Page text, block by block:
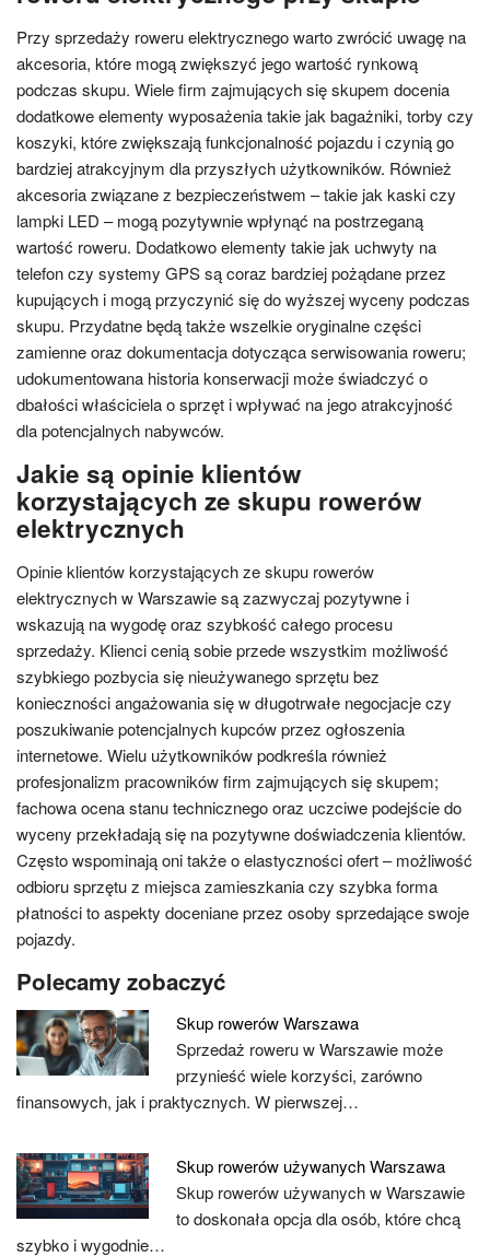
Przy sprzedaży roweru elektrycznego warto zwrócić uwagę na
akcesoria, które mogą zwiększyć jego wartość rynkową
podczas skupu. Wiele firm zajmujących się skupem docenia
dodatkowe elementy wyposażenia takie jak bagażniki, torby czy
koszyki, które zwiększają funkcjonalność pojazdu i czynią go
bardziej atrakcyjnym dla przyszłych użytkowników. Również
akcesoria związane z bezpieczeństwem – takie jak kaski czy
lampki LED – mogą pozytywnie wpłynąć na postrzeganą
wartość roweru. Dodatkowo elementy takie jak uchwyty na
telefon czy systemy GPS są coraz bardziej pożądane przez
kupujących i mogą przyczynić się do wyższej wyceny podczas
skupu. Przydatne będą także wszelkie oryginalne części
zamienne oraz dokumentacja dotycząca serwisowania roweru;
udokumentowana historia konserwacji może świadczyć o
dbałości właściciela o sprzęt i wpływać na jego atrakcyjność
dla potencjalnych nabywców.
Jakie są opinie klientów
korzystających ze skupu rowerów
elektrycznych
Opinie klientów korzystających ze skupu rowerów
elektrycznych w Warszawie są zazwyczaj pozytywne i
wskazują na wygodę oraz szybkość całego procesu
sprzedaży. Klienci cenią sobie przede wszystkim możliwość
szybkiego pozbycia się nieużywanego sprzętu bez
konieczności angażowania się w długotrwałe negocjacje czy
poszukiwanie potencjalnych kupców przez ogłoszenia
internetowe. Wielu użytkowników podkreśla również
profesjonalizm pracowników firm zajmujących się skupem;
fachowa ocena stanu technicznego oraz uczciwe podejście do
wyceny przekładają się na pozytywne doświadczenia klientów.
Często wspominają oni także o elastyczności ofert – możliwość
odbioru sprzętu z miejsca zamieszkania czy szybka forma
płatności to aspekty doceniane przez osoby sprzedające swoje
pojazdy.
Polecamy zobaczyć
Skup rowerów Warszawa
Sprzedaż roweru w Warszawie może
przynieść wiele korzyści, zarówno
finansowych, jak i praktycznych. W pierwszej…
Skup rowerów używanych Warszawa
Skup rowerów używanych w Warszawie
to doskonała opcja dla osób, które chcą
szybko i wygodnie…